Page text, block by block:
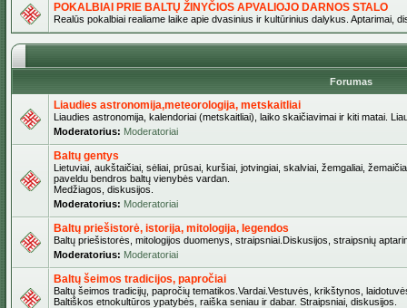
POKALBIAI PRIE BALTŲ ŽINYČIOS APVALIOJO DARNOS STALO
Realūs pokalbiai realiame laike apie dvasinius ir kultūrinius dalykus. Aptarimai,
Forumas
Liaudies astronomija,meteorologija, metskaitliai
Liaudies astronomija, kalendoriai (metskaitliai), laiko skaičiavimai ir kiti matai.
Moderatorius: Moderatoriai
Baltų gentys
Lietuviai, aukštaičiai, sėliai, prūsai, kuršiai, jotvingiai, skalviai, žemgaliai,
paveldu bendros baltų vienybės vardan.
Medžiagos, diskusijos.
Moderatorius: Moderatoriai
Baltų priešistorė, istorija, mitologija, legendos
Baltų priešistorės, mitologijos duomenys, straipsniai.Diskusijos, straipsnių
Moderatorius: Moderatoriai
Baltų šeimos tradicijos, papročiai
Baltų šeimos tradicijų, papročių tematikos.Vardai.Vestuvės, krikštynos,
Baltiškos etnokultūros ypatybės, raiška seniau ir dabar. Straipsniai, diskusijos.